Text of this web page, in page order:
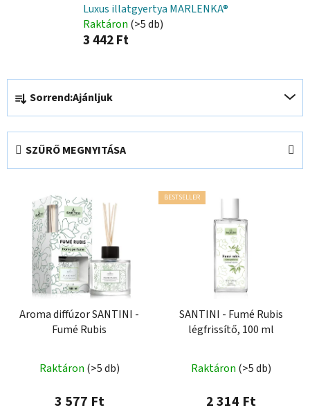
Luxus illatgyertya MARLENKA®
Raktáron (>5 db)
3 442 Ft
T
r
m
k
Sorrend:Ajánljuk
SZŰRŐ MEGNYITÁSA
Aroma diffúzor SANTINI -
Fumé Rubis
Raktáron (>5 db)
3 577 Ft
BESTSELLER
SANTINI - Fumé Rubis
légfrissítő, 100 ml
Raktáron (>5 db)
2 314 Ft